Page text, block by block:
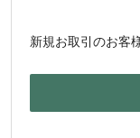
新規お取引のお客